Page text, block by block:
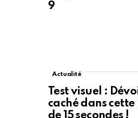
9
Actualité
Test visuel :
caché dans
de 15 secondes !